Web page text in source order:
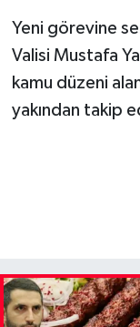
Yeni görevine
Valisi Mustafa
kamu düzeni
yakından takip